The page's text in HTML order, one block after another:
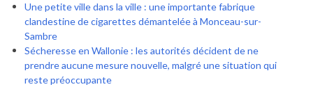
Une petite ville dans la ville : une importante fabrique
clandestine de cigarettes démantelée à Monceau-sur-
Sambre
Sécheresse en Wallonie : les autorités décident de ne
prendre aucune mesure nouvelle, malgré une situation qui
reste préoccupante